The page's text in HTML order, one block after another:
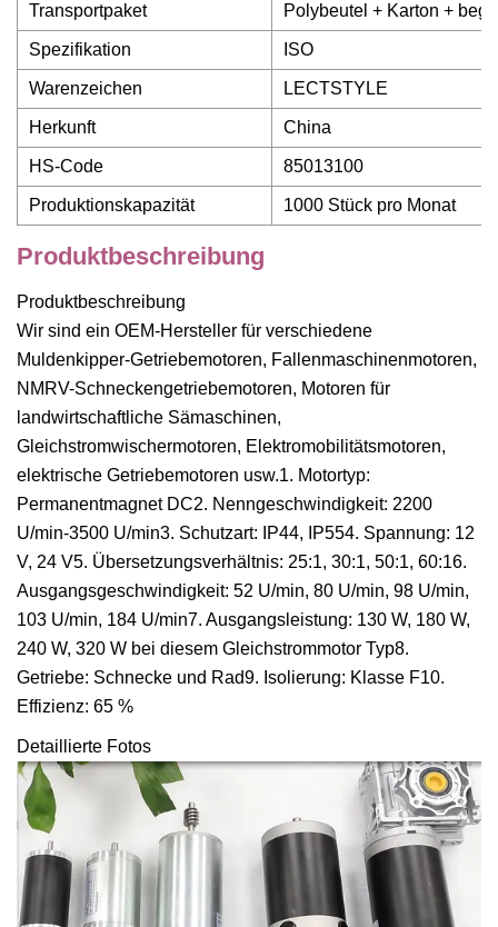
Transportpaket Polybeutel + Karton +
Spezifikation ISO
Warenzeichen LECTSTYLE
Herkunft China
HS-Code 85013100
Produktionskapazität 1000 Stück pro Monat
Produktbeschreibung
Produktbeschreibung
Wir sind ein OEM-Hersteller für verschiedene
Muldenkipper-Getriebemotoren, Fallenmaschinenmotoren,
NMRV-Schneckengetriebemotoren, Motoren für
landwirtschaftliche Sämaschinen,
Gleichstromwischermotoren, Elektromobilitätsmotoren,
elektrische Getriebemotoren usw.1. Motortyp:
Permanentmagnet DC2. Nenngeschwindigkeit: 2200
U/min-3500 U/min3. Schutzart: IP44, IP554. Spannung: 12
V, 24 V5. Übersetzungsverhältnis: 25:1, 30:1, 50:1, 60:16.
Ausgangsgeschwindigkeit: 52 U/min, 80 U/min, 98 U/min,
103 U/min, 184 U/min7. Ausgangsleistung: 130 W, 180 W,
240 W, 320 W bei diesem Gleichstrommotor Typ8.
Getriebe: Schnecke und Rad9. Isolierung: Klasse F10.
Effizienz: 65 %
Detaillierte Fotos